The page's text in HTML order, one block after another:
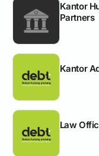
Kantor
Partners
Kantor
Law